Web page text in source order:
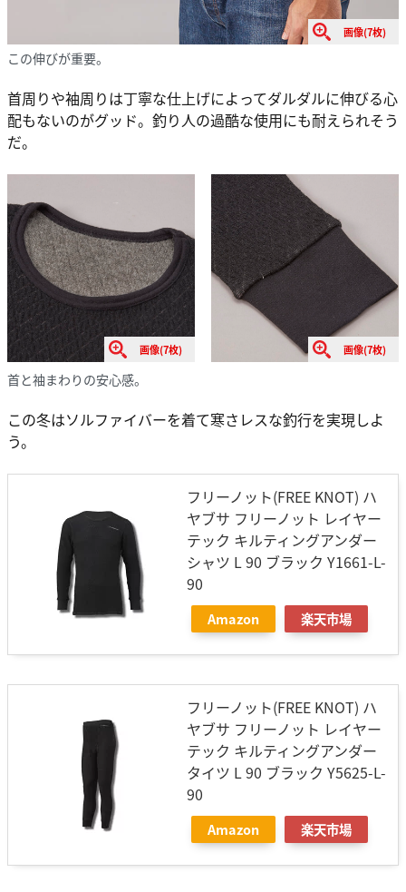
画像(7枚)
この伸びが重要。
首周りや袖周りは丁寧な仕上げによってダルダルに伸びる心
配もないのがグッド。釣り人の過酷な使用にも耐えられそう
だ。
画像(7枚) 画像(7枚)
首と袖まわりの安心感。
この冬はソルファイバーを着て寒さレスな釣行を実現しよ
う。
フリーノット(FREE KNOT) ハ
ヤブサ フリーノット レイヤー
テック キルティングアンダー
シャツ L 90 ブラック Y1661-L-
90
Amazon 楽天市場
フリーノット(FREE KNOT) ハ
ヤブサ フリーノット レイヤー
テック キルティングアンダー
タイツ L 90 ブラック Y5625-L-
90
Amazon 楽天市場